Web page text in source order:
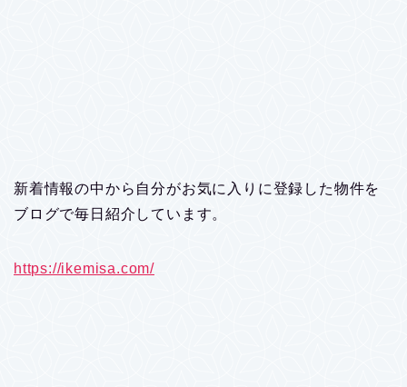
新着情報の中から自分がお気に入りに登録した物件を
ブログで毎日紹介しています。
https://ikemisa.com/